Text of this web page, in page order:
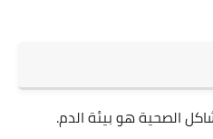
الصحية هو بيئة الدم.